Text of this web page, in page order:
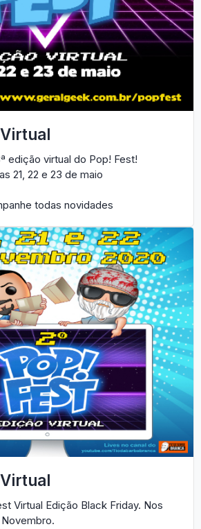
edição virtual do Pop! Fest!
21, 22 e 23 de maio
todas novidades
Virtual Edição Black Friday. Nos
Novembro.